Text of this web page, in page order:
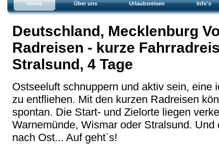
Home Über uns Urlaubsreisen Info's
Deutschland, Mecklenburg
Radreisen - kurze
Stralsund, 4 Tage
Ostseeluft schnuppern und aktiv sein, eine
zu entfliehen. Mit den kurzen Radreisen
spontan. Die Start- und Zielorte liegen
Warnemünde, Wismar oder Stralsund.
nach Ost... Auf geht´s!